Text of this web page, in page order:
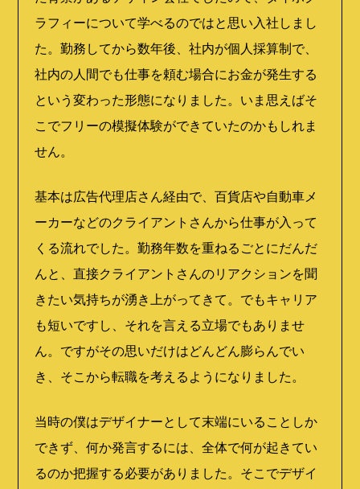
ラフィーについて学べるのではと思い入社しまし
た。勤務してから数年後、社内が個人採算制で、
社内の人間でも仕事を頼む場合にお金が発生する
という変わった形態になりました。いま思えばそ
こでフリーの模擬体験ができていたのかもしれま
せん。
基本は広告代理店さん経由で、百貨店や自動車メ
ーカーなどのクライアントさんから仕事が入って
くる流れでした。勤務年数を重ねるごとにだんだ
んと、直接クライアントさんのリアクションを聞
きたい気持ちが湧き上がってきて。でもキャリア
も短いですし、それを言える立場でもありませ
ん。ですがその思いだけはどんどん膨らんでい
き、そこから転職を考えるようになりました。
当時の僕はデザイナーとして末端にいることしか
できず、何か発言するには、全体で何が起きてい
るのか把握する必要がありました。そこでデザイ